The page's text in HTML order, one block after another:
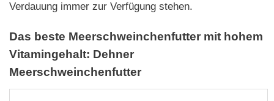
Verdauung immer zur Verfügung stehen.
Das beste Meerschweinchenfutter mit hohem
Vitamingehalt: Dehner
Meerschweinchenfutter